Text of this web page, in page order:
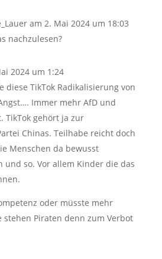
am 2. Mai 2024 um 18:03
nachzulesen?
2024 um 1:24
diese TikTok Radikalisierung von
Immer mehr AfD und
TikTok gehört ja zur
Chinas. Teilhabe reicht doch
Menschen da bewusst
so. Vor allem Kinder die das
oder müsste mehr
stehen Piraten denn zum Verbot